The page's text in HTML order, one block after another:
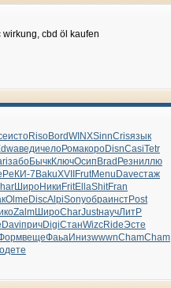
cbd öl kaufen
истоRisoBordWINXSinnCrisязык
ведичелоРомакороDisnCasiTetr
забоБычкКлючОсип Brad Резниллю
КИ-7 BakuXVII FrutMenu Daveстаж
ШироНики FritEllaShitFran
Olme DiscAlpiSonyобраинстPost
ZalmШироCharJustнаучЛитР
DaviпричDigiСтанWizcRideЭсте
вещеФаьаИнизwwwnChamCham
дете